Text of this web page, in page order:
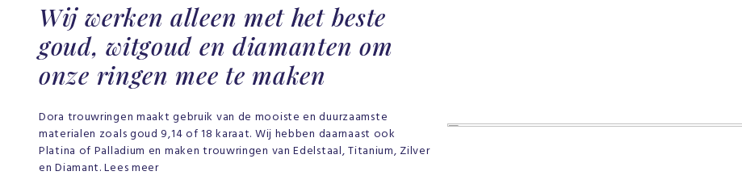
Wij werken alleen met het beste
goud, witgoud en diamanten om
onze ringen mee te maken
Dora trouwringen maakt gebruik van de mooiste en duurzaamste
materialen zoals goud 9,14 of 18 karaat. Wij hebben daarnaast ook
Platina of Palladium en maken trouwringen van Edelstaal, Titanium, Zilver
en Diamant. Lees meer